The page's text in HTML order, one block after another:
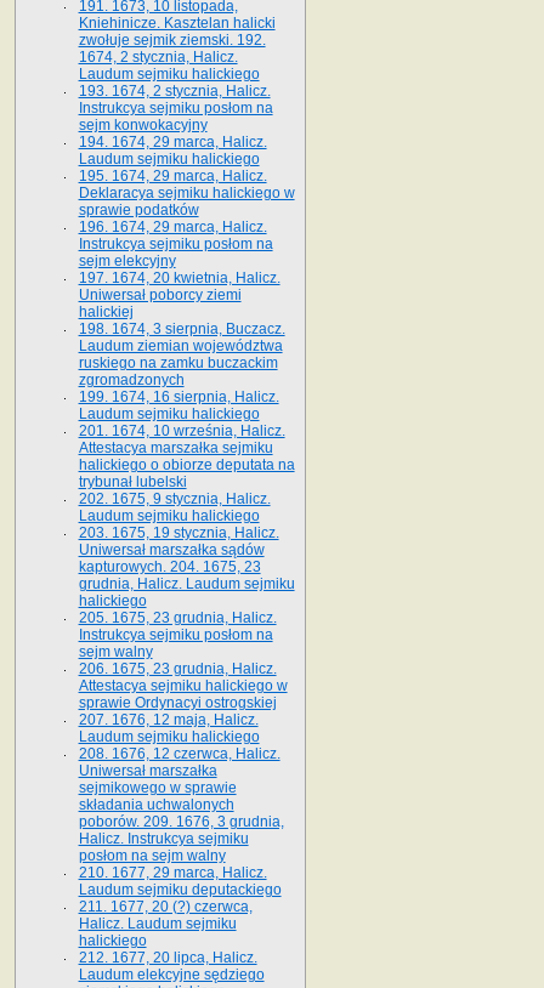
191. 1673, 10 listopada,
Kniehinicze. Kasztelan halicki
zwołuje sejmik ziemski. 192.
1674, 2 stycznia, Halicz.
Laudum sejmiku halickiego
193. 1674, 2 stycznia, Halicz.
Instrukcya sejmiku posłom na
sejm konwokacyjny
194. 1674, 29 marca, Halicz.
Laudum sejmiku halickiego
195. 1674, 29 marca, Halicz.
Deklaracya sejmiku halickiego w
sprawie podatków
196. 1674, 29 marca, Halicz.
Instrukcya sejmiku posłom na
sejm elekcyjny
197. 1674, 20 kwietnia, Halicz.
Uniwersał poborcy ziemi
halickiej
198. 1674, 3 sierpnia, Buczacz.
Laudum ziemian województwa
ruskiego na zamku buczackim
zgromadzonych
199. 1674, 16 sierpnia, Halicz.
Laudum sejmiku halickiego
201. 1674, 10 września, Halicz.
Attestacya marszałka sejmiku
halickiego o obiorze deputata na
trybunał lubelski
202. 1675, 9 stycznia, Halicz.
Laudum sejmiku halickiego
203. 1675, 19 stycznia, Halicz.
Uniwersał marszałka sądów
kapturowych. 204. 1675, 23
grudnia, Halicz. Laudum sejmiku
halickiego
205. 1675, 23 grudnia, Halicz.
Instrukcya sejmiku posłom na
sejm walny
206. 1675, 23 grudnia, Halicz.
Attestacya sejmiku halickiego w
sprawie Ordynacyi ostrogskiej
207. 1676, 12 maja, Halicz.
Laudum sejmiku halickiego
208. 1676, 12 czerwca, Halicz.
Uniwersał marszałka
sejmikowego w sprawie
składania uchwalonych
poborów. 209. 1676, 3 grudnia,
Halicz. Instrukcya sejmiku
posłom na sejm walny
210. 1677, 29 marca, Halicz.
Laudum sejmiku deputackiego
211. 1677, 20 (?) czerwca,
Halicz. Laudum sejmiku
halickiego
212. 1677, 20 lipca, Halicz.
Laudum elekcyjne sędziego